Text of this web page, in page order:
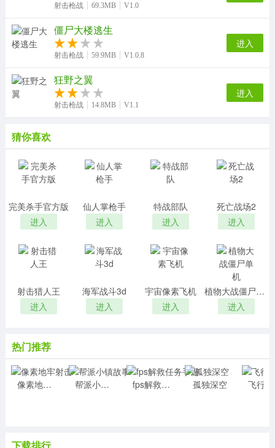
射击枪战 69.3MB V1.0
僵尸大楼逃生
射击枪战 59.9MB V1.0.8
进入
狂野之翼
射击枪战 14.8MB V1.1
进入
猜你喜欢
完美杀手官方版
进入
仙人掌枪手
进入
特战部队
进入
死亡战场2
进入
射击猎人王
进入
海军战斗3d
进入
宇宙像素飞机
进入
植物大战僵尸单机
进入
热门推荐
像素地牢射击 帮派小镇故事 fps解救任务手游 孤独深空